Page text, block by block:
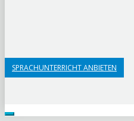
SPRACHUNTERRICHT ANBIETEN